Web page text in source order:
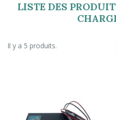
LISTE DES
Il y a 5 produits.